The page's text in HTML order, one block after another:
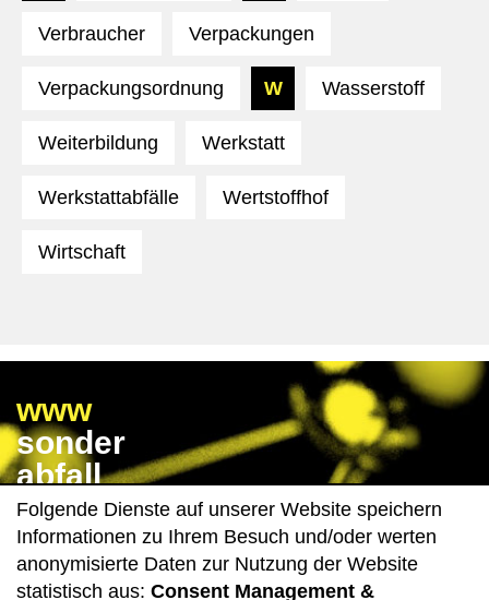
Verbraucher Verpackungen
Verpackungsordnung W Wasserstoff
Weiterbildung Werkstatt
Werkstattabfälle Wertstoffhof
Wirtschaft
www
sonder
abfall
wissen
de
Folgende Dienste auf unserer Website speichern
Informationen zu Ihrem Besuch und/oder werten
anonymisierte Daten zur Nutzung der Website
statistisch aus: Consent Management &